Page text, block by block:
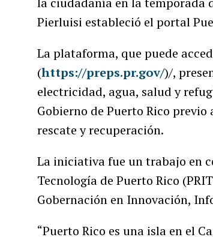
Pierluisi estableció el portal
La plataforma, que puede
(https://preps.pr.gov/)/,
electricidad, agua, salud y
Gobierno de Puerto Rico
rescate y recuperación.
La iniciativa fue un trabajo en
Tecnología de Puerto Rico
Gobernación en Innovación,
“Puerto Rico es una isla en el